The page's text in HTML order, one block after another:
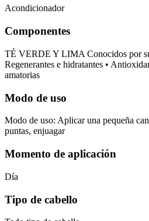
Acondicionador
Componentes
TÉ VERDE Y LIMA Conocidos por
Regenerantes e hidratantes •
amatorias
Modo de uso
Modo de uso: Aplicar una pequeña
puntas, enjuagar
Momento de aplicación
Día
Tipo de cabello